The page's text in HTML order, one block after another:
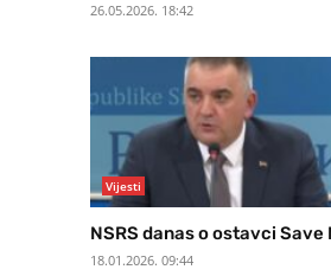
26.05.2026. 18:42
Vijesti
NSRS danas o ostavci Save
18.01.2026. 09:44